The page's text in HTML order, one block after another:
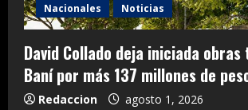
Nacionales Noticias
David Collado deja iniciada
Baní por más 137 millones de
Redaccion agosto 1, 2026